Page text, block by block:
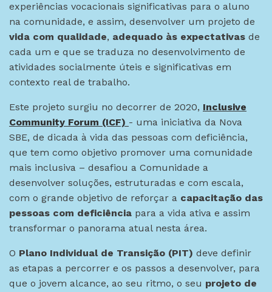
experiências vocacionais significativas para o aluno
na comunidade, e assim, desenvolver um projeto de
vida com qualidade, adequado às expectativas de
cada um e que se traduza no desenvolvimento de
atividades socialmente úteis e significativas em
contexto real de trabalho.
Este projeto surgiu no decorrer de 2020, Inclusive
Community Forum (ICF) - uma iniciativa da Nova
SBE, de dicada à vida das pessoas com deficiência,
que tem como objetivo promover uma comunidade
mais inclusiva – desafiou a Comunidade a
desenvolver soluções, estruturadas e com escala,
com o grande objetivo de reforçar a capacitação das
pessoas com deficiência para a vida ativa e assim
transformar o panorama atual nesta área.
O Plano Individual de Transição (PIT) deve definir
as etapas a percorrer e os passos a desenvolver, para
que o jovem alcance, ao seu ritmo, o seu projeto de